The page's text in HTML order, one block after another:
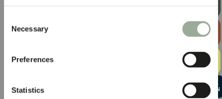
Selection
Necessary
Preferences
Statistics
EXPLORAR
LA GUÍA DE
BOLSAS
KIT DE
MUESTRAS
GRATUITO
INICIAR UNA
CONVERSACIÓN